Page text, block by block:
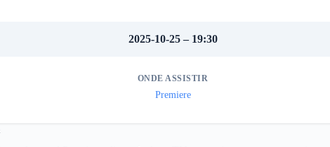
2025-10-25 – 19:30
ONDE ASSISTIR
Premiere